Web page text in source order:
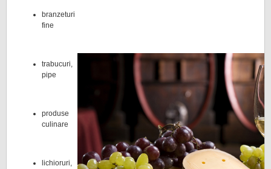
branzeturi
fine
trabucuri,
pipe
produse
culinare
lichioruri,